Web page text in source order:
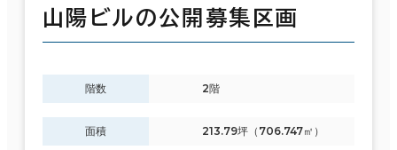
山陽ビルの公開募集区画
階数 2階
面積 213.79坪（706.747㎡）